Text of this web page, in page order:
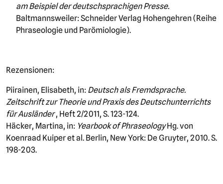
am Beispiel der deutschsprachigen Presse.
Baltmannsweiler: Schneider Verlag Hohengehren (Reihe
Phraseologie und Parömiologie).
Rezensionen:
Piirainen, Elisabeth, in: Deutsch als Fremdsprache.
Zeitschrift zur Theorie und Praxis des Deutschunterrichts
für Ausländer, Heft 2/2011, S. 123-124.
Häcker, Martina, in: Yearbook of PhraseologyHg. von
Koenraad Kuiper et al. Berlin, New York: De Gruyter, 2010. S.
198-203.